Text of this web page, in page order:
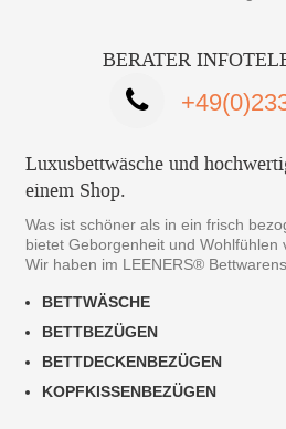
BERATER
Luxusbettwäsche und
einem Shop.
Was ist schöner als in ein frisch
bietet Geborgenheit und Wohlfühlen
Wir haben im LEENERS®
BETTWÄSCHE
BETTBEZÜGEN
BETTDECKENBEZÜGEN
KOPFKISSENBEZÜGEN